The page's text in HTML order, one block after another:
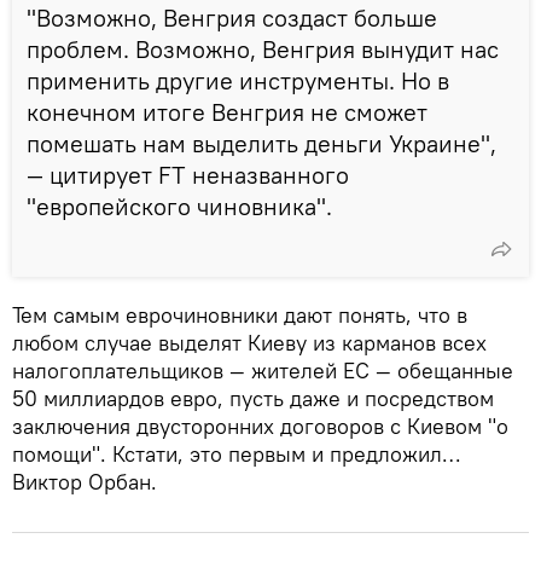
"Возможно, Венгрия создаст больше
проблем. Возможно, Венгрия вынудит нас
применить другие инструменты. Но в
конечном итоге Венгрия не сможет
помешать нам выделить деньги Украине",
— цитирует FT неназванного
"европейского чиновника".
Тем самым еврочиновники дают понять, что в
любом случае выделят Киеву из карманов всех
налогоплательщиков — жителей ЕС — обещанные
50 миллиардов евро, пусть даже и посредством
заключения двусторонних договоров с Киевом "о
помощи". Кстати, это первым и предложил…
Виктор Орбан.